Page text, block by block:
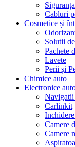
Cabluri
Cosmetice și
Solutii
Pachete
Lavete
Perii și
Chimice auto
Electronice
Navigatii
Carlinkit
Camere
Camere